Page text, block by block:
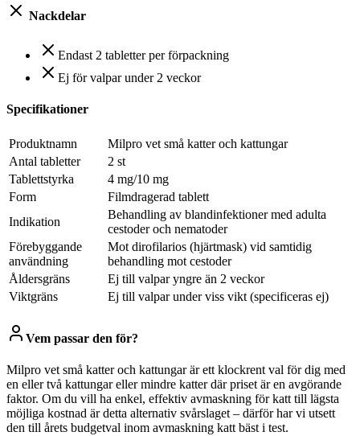
Nackdelar
Endast 2 tabletter per förpackning
Ej för valpar under 2 veckor
Specifikationer
Produktnamn
Milpro vet små katter och kattungar
Antal tabletter
2 st
Tablettstyrka
4 mg/10 mg
Form
Filmdragerad tablett
Indikation
Behandling av blandinfektioner med adulta
cestoder och nematoder
Förebyggande
användning
Mot dirofilarios (hjärtmask) vid samtidig
behandling mot cestoder
Åldersgräns
Ej till valpar yngre än 2 veckor
Viktgräns
Ej till valpar under viss vikt (specificeras ej)
Vem passar den för?
Milpro vet små katter och kattungar är ett klockrent val för dig med
en eller två kattungar eller mindre katter där priset är en avgörande
faktor. Om du vill ha enkel, effektiv avmaskning för katt till lägsta
möjliga kostnad är detta alternativ svårslaget – därför har vi utsett
den till årets budgetval inom avmaskning katt bäst i test.